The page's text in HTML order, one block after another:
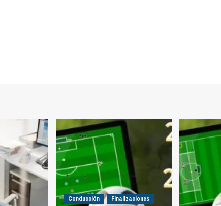
Conducción
Finalizaciones